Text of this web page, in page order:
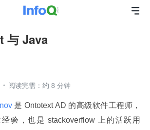
与 Java
阅读完需：约 8 分钟
是 Ontotext AD 的高级软件工程师，
验，也是 stackoverflow 上的活跃用